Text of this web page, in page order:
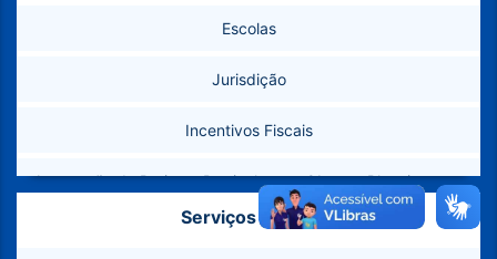
Marcos Geodésicos
Telefones Úteis
Conselhos Municipais
Banco de Imagens
Escolas
Jurisdição
Incentivos Fiscais
Aprovação de Projetos Particulares – Obras e Planejamento
Urbano
Serviços Online